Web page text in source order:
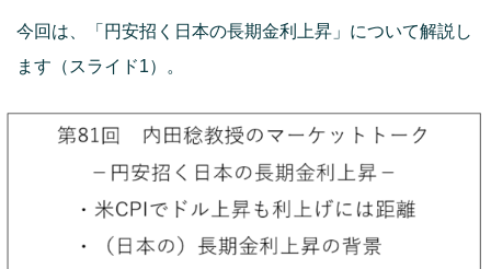
今回は、「円安招く日本の長期金利上昇」について解説し
ます（スライド1）。